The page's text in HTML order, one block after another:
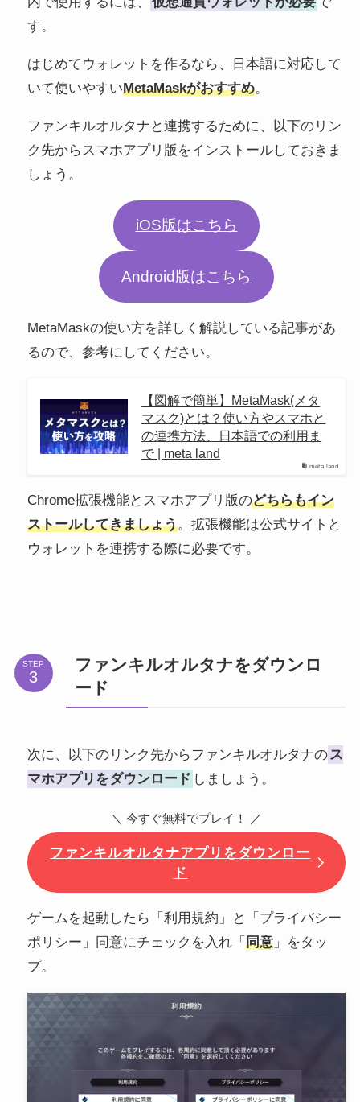
す。
はじめてウォレットを作るなら、日本語に対応して
いて使いやすいMetaMaskがおすすめ。
ファンキルオルタナと連携するために、以下のリン
ク先からスマホアプリ版をインストールしておきま
しょう。
iOS版はこちら
Android版はこちら
MetaMaskの使い方を詳しく解説している記事があ
るので、参考にしてください。
meta land
【図解で簡単】MetaMask(メタ
マスク)とは？使い方やスマホと
の連携方法、日本語での利用ま
で | meta land
Chrome拡張機能とスマホアプリ版のどちらもイン
ストールしてきましょう。拡張機能は公式サイトと
ウォレットを連携する際に必要です。
STEP
ファンキルオルタナをダウンロ
ード
次に、以下のリンク先からファンキルオルタナのス
マホアプリをダウンロード しましょう。
＼ 今すぐ無料でプレイ！ ／
ファンキルオルタナアプリをダウンロー
ド
ゲームを起動したら「利用規約」と「プライバシー
ポリシー」同意にチェックを入れ「 同意」をタッ
プ。